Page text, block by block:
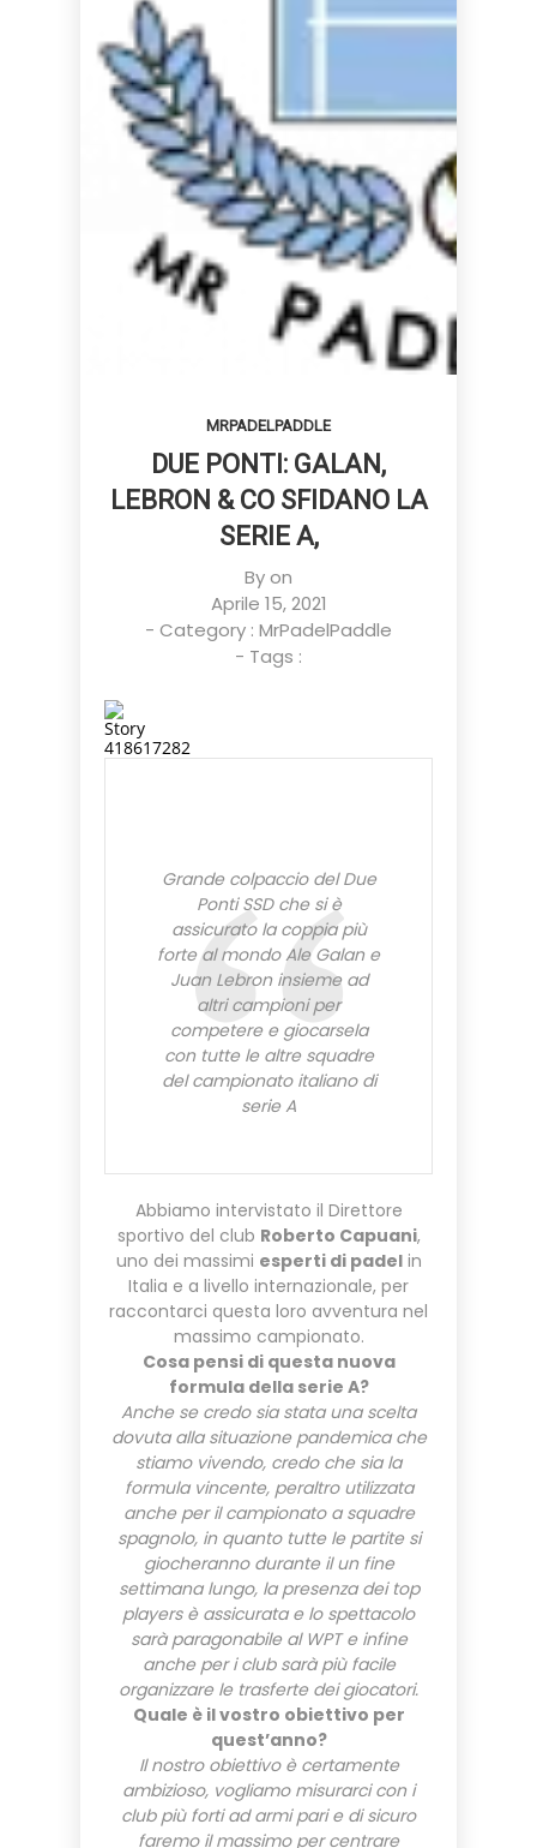
MRPADELPADDLE
DUE PONTI: GALAN,
LEBRON & CO SFIDANO LA
SERIE A,
By on
Aprile 15, 2021
- Category : MrPadelPaddle
- Tags :
Grande colpaccio del Due
Ponti SSD che si è
assicurato la coppia più
forte al mondo Ale Galan e
Juan Lebron insieme ad
altri campioni per
competere e giocarsela
con tutte le altre squadre
del campionato italiano di
serie A
Abbiamo intervistato il Direttore
sportivo del club Roberto Capuani,
uno dei massimi esperti di padelin
Italia e a livello internazionale, per
raccontarci questa loro avventura nel
massimo campionato.
Cosa pensi di questa nuova
formula della serie A?
Anche se credo sia stata una scelta
dovuta alla situazione pandemica che
stiamo vivendo, credo che sia la
formula vincente, peraltro utilizzata
anche per il campionato a squadre
spagnolo, in quanto tutte le partite si
giocheranno durante il un fine
settimana lungo, la presenza dei top
players è assicurata e lo spettacolo
sarà paragonabile al WPT e infine
anche per i club sarà più facile
organizzare le trasferte dei giocatori.
Quale è il vostro obiettivo per
quest’anno?
Il nostro obiettivo è certamente
ambizioso, vogliamo misurarci con i
club più forti ad armi pari e di sicuro
faremo il massimo per centrare